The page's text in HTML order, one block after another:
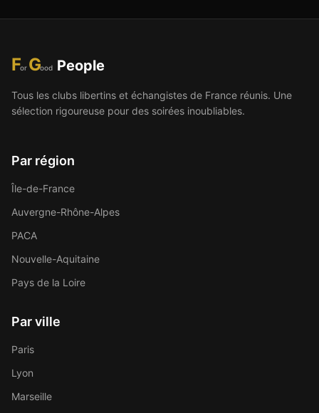
For Good People
Tous les clubs libertins et échangistes de France réunis. Une
sélection rigoureuse pour des soirées inoubliables.
Par région
Île-de-France
Auvergne-Rhône-Alpes
PACA
Nouvelle-Aquitaine
Pays de la Loire
Par ville
Paris
Lyon
Marseille